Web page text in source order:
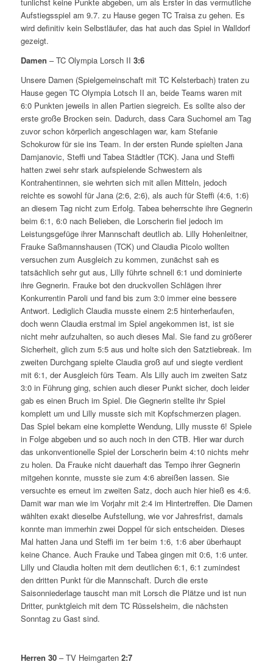
Aufstiegsspiel am 9.7. zu Hause gegen TC Traisa zu gehen. Es
wird definitiv kein Selbstläufer, das hat auch das Spiel in Walldorf
gezeigt.
Damen – TC Olympia Lorsch II 3:6
Unsere Damen (Spielgemeinschaft mit TC Kelsterbach) traten zu
Hause gegen TC Olympia Lotsch II an, beide Teams waren mit
6:0 Punkten jeweils in allen Partien siegreich. Es sollte also der
erste große Brocken sein. Dadurch, dass Cara Suchomel am Tag
zuvor schon körperlich angeschlagen war, kam Stefanie
Schokurow für sie ins Team. In der ersten Runde spielten Jana
Damjanovic, Steffi und Tabea Städtler (TCK). Jana und Steffi
hatten zwei sehr stark aufspielende Schwestern als
Kontrahentinnen, sie wehrten sich mit allen Mitteln, jedoch
reichte es sowohl für Jana (2:6, 2:6), als auch für Steffi (4:6, 1:6)
an diesem Tag nicht zum Erfolg. Tabea beherrschte ihre Gegnerin
beim 6:1, 6:0 nach Belieben, die Lorscherin fiel jedoch im
Leistungsgefüge ihrer Mannschaft deutlich ab. Lilly Hohenleitner,
Frauke Saßmannshausen (TCK) und Claudia Picolo wollten
versuchen zum Ausgleich zu kommen, zunächst sah es
tatsächlich sehr gut aus, Lilly führte schnell 6:1 und dominierte
ihre Gegnerin. Frauke bot den druckvollen Schlägen ihrer
Konkurrentin Paroli und fand bis zum 3:0 immer eine bessere
Antwort. Lediglich Claudia musste einem 2:5 hinterherlaufen,
doch wenn Claudia erstmal im Spiel angekommen ist, ist sie
nicht mehr aufzuhalten, so auch dieses Mal. Sie fand zu größerer
Sicherheit, glich zum 5:5 aus und holte sich den Satztiebreak. Im
zweiten Durchgang spielte Claudia groß auf und siegte verdient
mit 6:1, der Ausgleich fürs Team. Als Lilly auch im zweiten Satz
3:0 in Führung ging, schien auch dieser Punkt sicher, doch leider
gab es einen Bruch im Spiel. Die Gegnerin stellte ihr Spiel
komplett um und Lilly musste sich mit Kopfschmerzen plagen.
Das Spiel bekam eine komplette Wendung, Lilly musste 6! Spiele
in Folge abgeben und so auch noch in den CTB. Hier war durch
das unkonventionelle Spiel der Lorscherin beim 4:10 nichts mehr
zu holen. Da Frauke nicht dauerhaft das Tempo ihrer Gegnerin
mitgehen konnte, musste sie zum 4:6 abreißen lassen. Sie
versuchte es erneut im zweiten Satz, doch auch hier hieß es 4:6.
Damit war man wie im Vorjahr mit 2:4 im Hintertreffen. Die Damen
wählten exakt dieselbe Aufstellung, wie vor Jahresfrist, damals
konnte man immerhin zwei Doppel für sich entscheiden. Dieses
Mal hatten Jana und Steffi im 1er beim 1:6, 1:6 aber überhaupt
keine Chance. Auch Frauke und Tabea gingen mit 0:6, 1:6 unter.
Lilly und Claudia holten mit dem deutlichen 6:1, 6:1 zumindest
den dritten Punkt für die Mannschaft. Durch die erste
Saisonniederlage tauscht man mit Lorsch die Plätze und ist nun
Dritter, punktgleich mit dem TC Rüsselsheim, die nächsten
Sonntag zu Gast sind.
Herren 30– TV Heimgarten2:7